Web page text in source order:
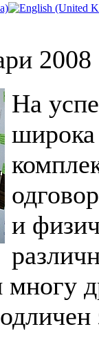
2008
На
широка
и
многу